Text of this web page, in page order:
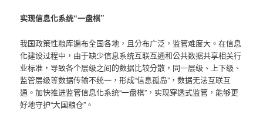
实现信息化系统“一盘棋”
我国政策性粮库遍布全国各地，且分布广泛，监管难度大。在信息
化建设过程中，由于缺少信息系统互联互通和公共数据共享相关行
业标准，导致各个层级之间的数据比较分散，同一层级、上下级、
监管层级等数据传输不统一，形成“信息孤岛”，数据无法互联互
通。加快推进监管信息化系统“一盘棋”，实现穿透式监管，能够更
好地守护“大国粮仓”。